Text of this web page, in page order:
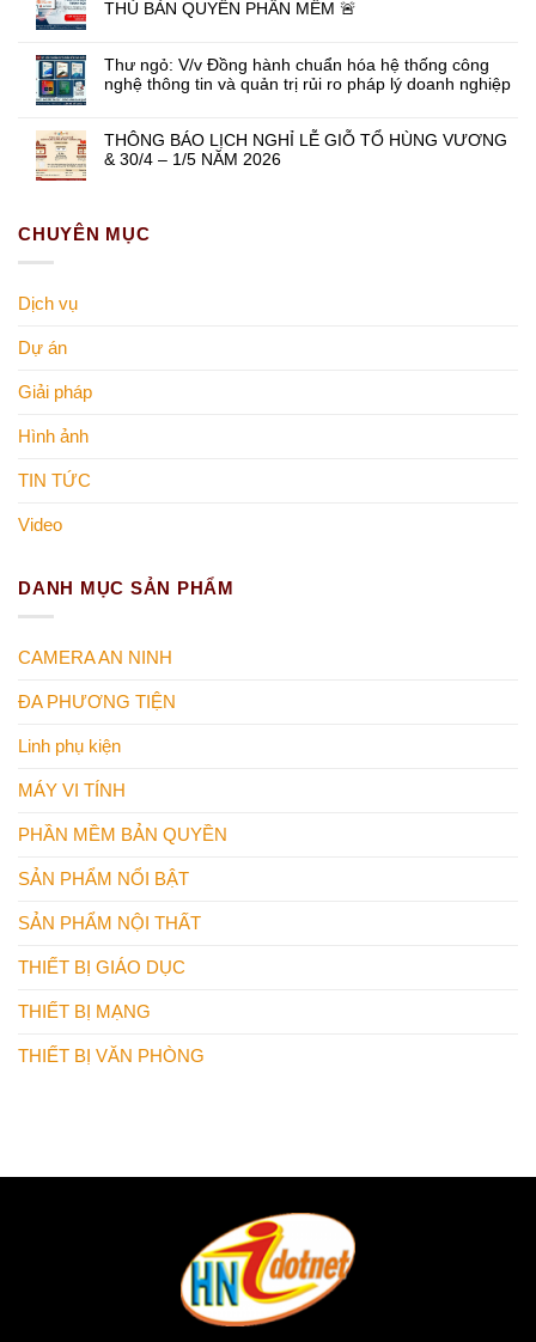
THỦ BẢN QUYỀN PHẦN MỀM 🚨
Thư ngỏ: V/v Đồng hành chuẩn hóa hệ thống công
nghệ thông tin và quản trị rủi ro pháp lý doanh nghiệp
THÔNG BÁO LỊCH NGHỈ LỄ GIỖ TỔ HÙNG VƯƠNG
& 30/4 – 1/5 NĂM 2026
CHUYÊN MỤC
Dịch vụ
Dự án
Giải pháp
Hình ảnh
TIN TỨC
Video
DANH MỤC SẢN PHẨM
CAMERA AN NINH
ĐA PHƯƠNG TIỆN
Linh phụ kiện
MÁY VI TÍNH
PHẦN MỀM BẢN QUYỀN
SẢN PHẨM NỔI BẬT
SẢN PHẨM NỘI THẤT
THIẾT BỊ GIÁO DỤC
THIẾT BỊ MẠNG
THIẾT BỊ VĂN PHÒNG